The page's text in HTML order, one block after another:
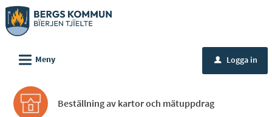
Välkommen
till
tjänster
Bergs
kommun
L Meny u Logga in
Beställning av kartor och mätuppdrag